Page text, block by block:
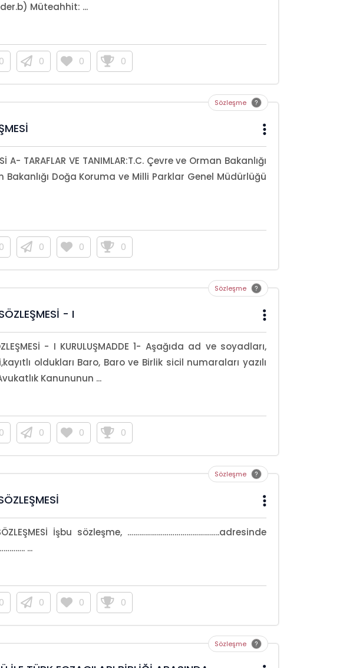
Müteahhit: ...
0 0 0 0
Sözleşme
A- TARAFLAR VE TANIMLAR:T.C. Çevre ve Orman Bakanlığı
Bakanlığı Doğa Koruma ve Milli Parklar Genel Müdürlüğü
0 0 0 0
Sözleşme
- I
- I KURULUŞMADDE 1- Aşağıda ad ve soyadları,
oldukları Baro, Baro ve Birlik sicil numaraları yazılı
Kanununun ...
0 0 0 0
Sözleşme
İşbu sözleşme, ………………………………………..adresinde
...
0 0 0 0
Sözleşme